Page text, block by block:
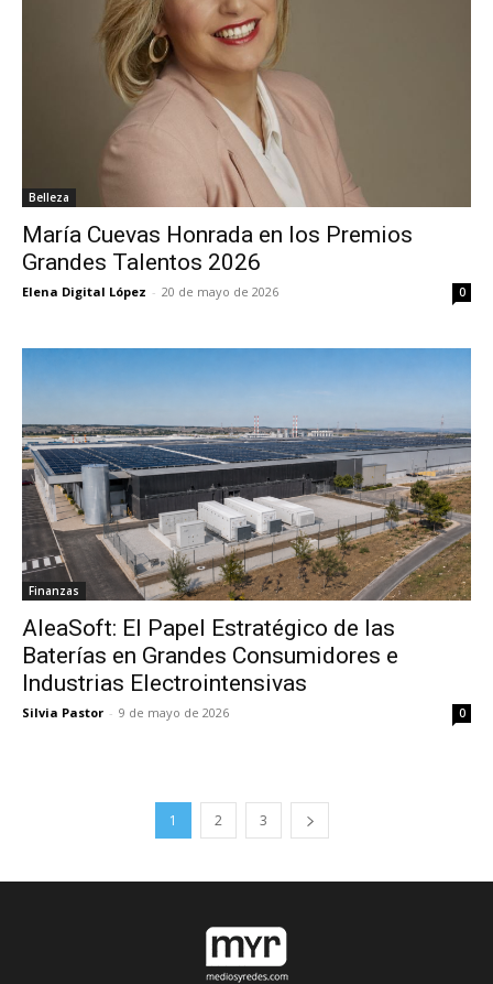
Belleza
María Cuevas Honrada en los Premios
Grandes Talentos 2026
Elena Digital López - 20 de mayo de 2026 0
Finanzas
AleaSoft: El Papel Estratégico de las
Baterías en Grandes Consumidores e
Industrias Electrointensivas
Silvia Pastor - 9 de mayo de 2026 0
1 2 3